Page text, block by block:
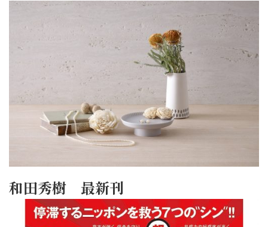
和田秀樹 最新刊